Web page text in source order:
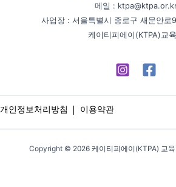
메일 :
사업장 : 서울특별시 종로구 새문안
케이티피에이(KTPA)교
개인정보처리방침 이용약관
Copyright © 2026 케이티피에이(KTPA) 교